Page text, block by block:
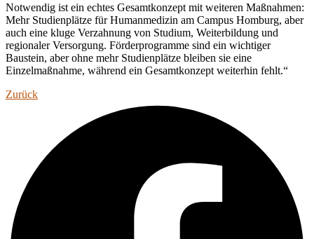
Notwendig ist ein echtes Gesamtkonzept mit weiteren Maßnahmen:
Mehr Studienplätze für Humanmedizin am Campus Homburg, aber
auch eine kluge Verzahnung von Studium, Weiterbildung und
regionaler Versorgung. Förderprogramme sind ein wichtiger
Baustein, aber ohne mehr Studienplätze bleiben sie eine
Einzelmaßnahme, während ein Gesamtkonzept weiterhin fehlt.“
Zurück